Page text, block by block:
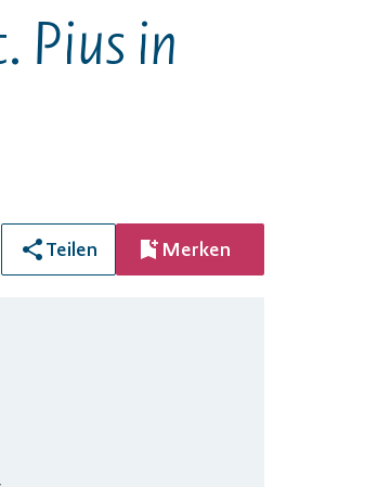
Pius in
Teilen Merken